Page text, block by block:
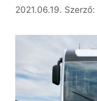
2021.06.19. Szerző: